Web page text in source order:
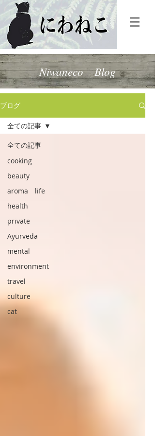
Niwaneco Blog
ブログ
全ての記事
cooking
beauty
aroma life
health
private
Ayurveda
mental
environment
travel
culture
cat
全ての記事